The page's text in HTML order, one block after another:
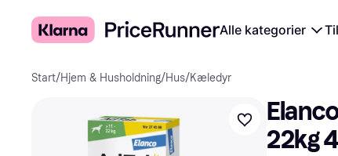
Alle kategorier
Start/Hjem & Husholdning/Hus/Kæledyr
22kg